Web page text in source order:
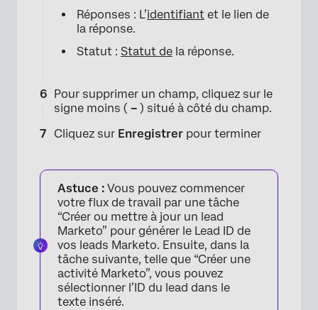
Réponses : L’identifiant et le lien de
la réponse.
Statut : Statut de la réponse.
Pour supprimer un champ, cliquez sur le
signe moins ( – ) situé à côté du champ.
Cliquez sur Enregistrer pour terminer
Astuce : Vous pouvez commencer
votre flux de travail par une tâche
“Créer ou mettre à jour un lead
Marketo” pour générer le Lead ID de
vos leads Marketo. Ensuite, dans la
tâche suivante, telle que “Créer une
activité Marketo”, vous pouvez
sélectionner l’ID du lead dans le
texte inséré.